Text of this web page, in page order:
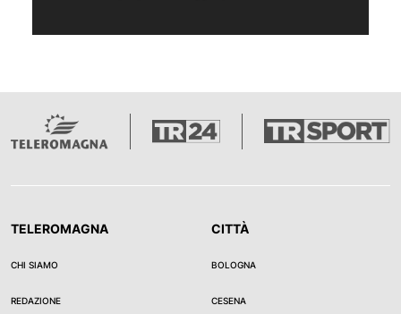
TELEROMAGNA
CHI SIAMO
REDAZIONE
CITTÀ
BOLOGNA
CESENA